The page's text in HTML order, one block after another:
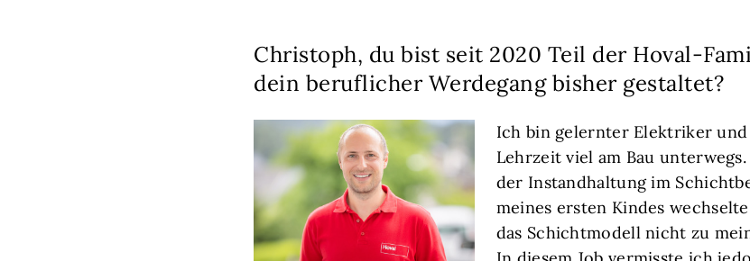
Christoph, du bist seit 2020 Teil der Hoval-
dein beruflicher Werdegang bisher gestaltet?
Ich bin gelernter Elektriker
Lehrzeit viel am Bau
der Instandhaltung im
meines ersten Kindes
das Schichtmodell nicht zu